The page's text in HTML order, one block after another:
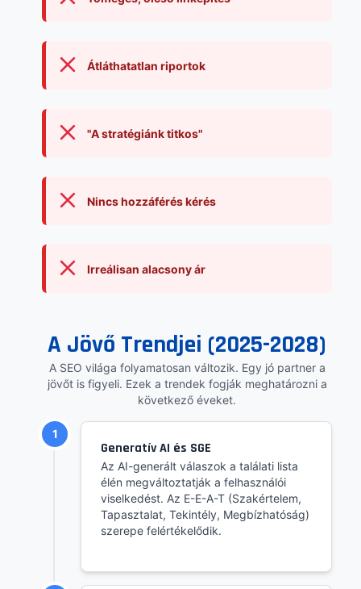
Átláthatatlan riportok
"A stratégiánk titkos"
Nincs hozzáférés kérés
Irreálisan alacsony ár
A Jövő Trendjei (2025-2028)
A SEO világa folyamatosan változik. Egy jó partner a
jövőt is figyeli. Ezek a trendek fogják meghatározni a
következő éveket.
1
Generatív AI és SGE
Az AI-generált válaszok a találati lista
élén megváltoztatják a felhasználói
viselkedést. Az E-E-A-T (Szakértelem,
Tapasztalat, Tekintély, Megbízhatóság)
szerepe felértékelődik.